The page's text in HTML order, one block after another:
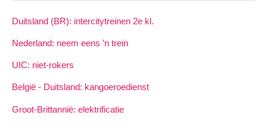
Duitsland (BR): intercitytreinen 2e kl.
Nederland: neem eens ’n trein
UIC: niet-rokers
België - Duitsland: kangoeroedienst
Groot-Brittannië: elektrificatie